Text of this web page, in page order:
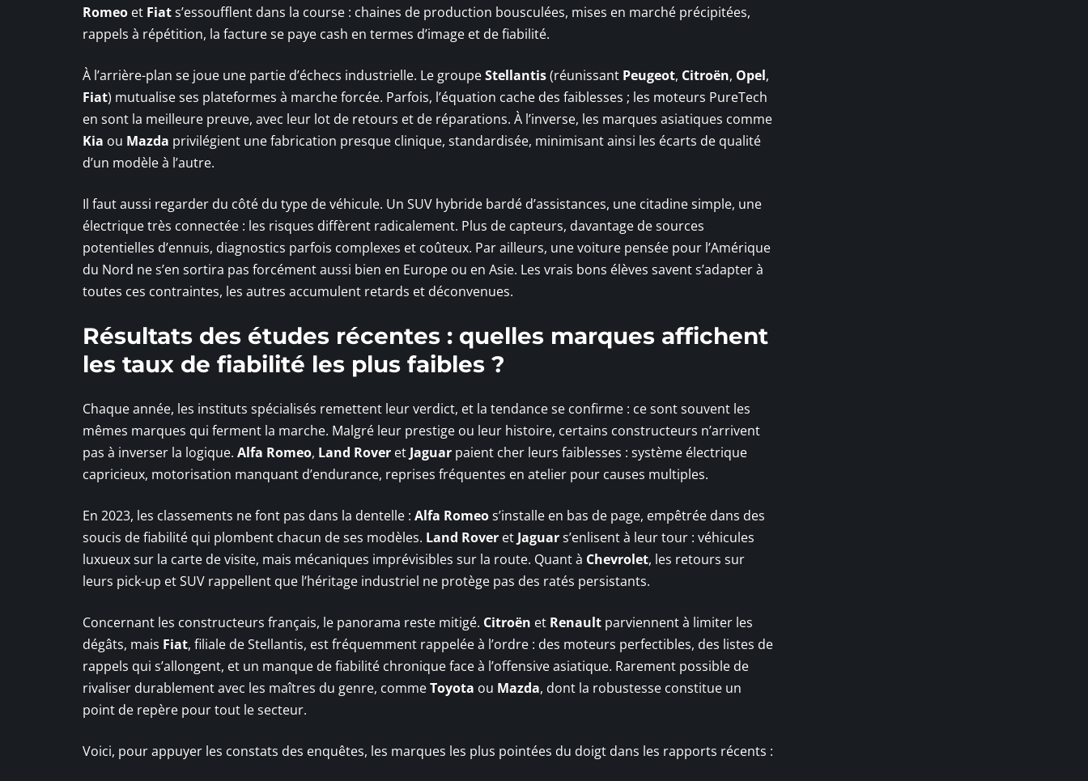
Romeo et Fiats’essoufflent dans la course : chaines de production bousculées, mises en marché précipitées,
rappels à répétition, la facture se paye cash en termes d’image et de fiabilité.
À l’arrière-plan se joue une partie d’échecs industrielle. Le groupeStellantis(réunissant Peugeot, Citroën, Opel,
Fiat) mutualise ses plateformes à marche forcée. Parfois, l’équation cache des faiblesses ; les moteurs PureTech
en sont la meilleure preuve, avec leur lot de retours et de réparations. À l’inverse, les marques asiatiques comme
Kia ou Mazda privilégient une fabrication presque clinique, standardisée, minimisant ainsi les écarts de qualité
d’un modèle à l’autre.
Il faut aussi regarder du côté du type de véhicule. Un SUV hybride bardé d’assistances, une citadine simple, une
électrique très connectée : les risques diffèrent radicalement. Plus de capteurs, davantage de sources
potentielles d’ennuis, diagnostics parfois complexes et coûteux. Par ailleurs, une voiture pensée pour l’Amérique
du Nord ne s’en sortira pas forcément aussi bien en Europe ou en Asie. Les vrais bons élèves savent s’adapter à
toutes ces contraintes, les autres accumulent retards et déconvenues.
Résultats des études récentes : quelles marques affichent
les taux de fiabilité les plus faibles ?
Chaque année, les instituts spécialisés remettent leur verdict, et la tendance se confirme : ce sont souvent les
mêmes marques qui ferment la marche. Malgré leur prestige ou leur histoire, certains constructeurs n’arrivent
pas à inverser la logique. Alfa Romeo, Land Rover et Jaguar paient cher leurs faiblesses : système électrique
capricieux, motorisation manquant d’endurance, reprises fréquentes en atelier pour causes multiples.
En 2023, les classements ne font pas dans la dentelle : Alfa Romeos’installe en bas de page, empêtrée dans des
soucis de fiabilité qui plombent chacun de ses modèles. Land Rover et Jaguars’enlisent à leur tour : véhicules
luxueux sur la carte de visite, mais mécaniques imprévisibles sur la route. Quant à Chevrolet, les retours sur
leurs pick-up et SUV rappellent que l’héritage industriel ne protège pas des ratés persistants.
Concernant les constructeurs français, le panorama reste mitigé. Citroën et Renault parviennent à limiter les
dégâts, mais Fiat, filiale de Stellantis, est fréquemment rappelée à l’ordre : des moteurs perfectibles, des listes de
rappels qui s’allongent, et un manque de fiabilité chronique face à l’offensive asiatique. Rarement possible de
rivaliser durablement avec les maîtres du genre, commeToyota ou Mazda, dont la robustesse constitue un
point de repère pour tout le secteur.
Voici, pour appuyer les constats des enquêtes, les marques les plus pointées du doigt dans les rapports récents :